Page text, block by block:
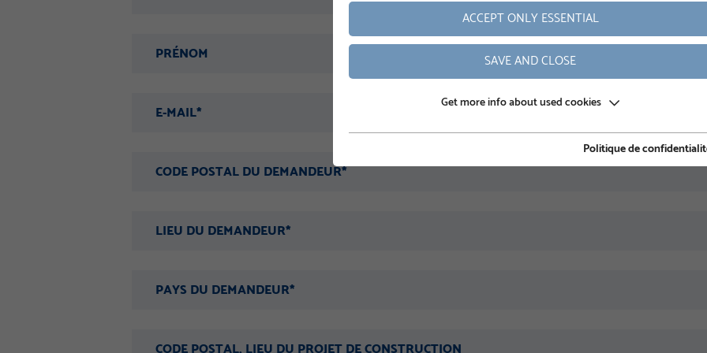
PRÉNOM NOM DE FAMILLE
E-MAIL* NUMÉRO DE
CODE POSTAL DU DEMANDEUR*
LIEU DU DEMANDEUR*
PAYS DU DEMANDEUR*
ACCEPT ONLY ESSENTIAL
SAVE AND CLOSE
Get more info about used cookies
Politique de